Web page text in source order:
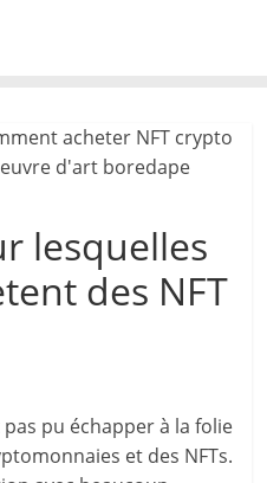
lesquelles
des NFT
pu échapper à la folie
et des NFTs.